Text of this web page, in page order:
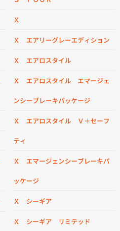
Ｘ
Ｘ エアリーグレーエディション
Ｘ エアロスタイル
Ｘ エアロスタイル エマージェ
ンシーブレーキパッケージ
Ｘ エアロスタイル Ｖ＋セーフ
ティ
Ｘ エマージェンシーブレーキパ
ッケージ
Ｘ シーギア
Ｘ シーギア リミテッド